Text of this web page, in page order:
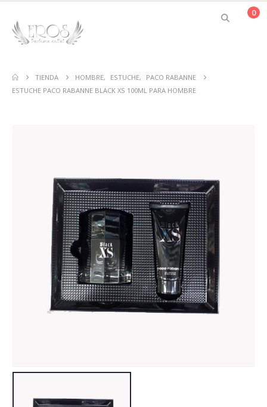
0
TIENDA HOMBRE, ESTUCHE,
PACO RABANNE
ESTUCHE PACO RABANNE BLACK XS 100ML PARA HOMBRE